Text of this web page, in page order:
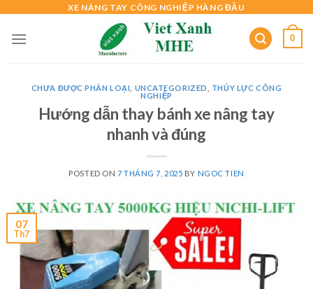
content
XE NÂNG TAY CÔNG NGHIỆP HÀNG ĐẦU
0
CHƯA ĐƯỢC PHÂN LOẠI UNCATEGORIZED
THỦY LỰC CÔNG
NGHIỆP
Hướng dẫn thay bánh xe nâng tay
nhanh và đúng
POSTED ON 7 THÁNG 7, 2025 BY NGOC TIEN
07
Th7